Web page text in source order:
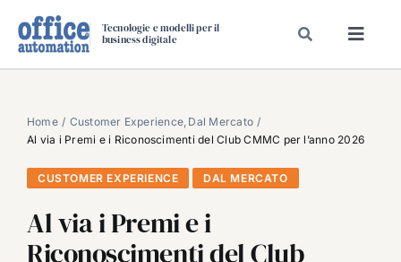
Tecnologie e modelli per il
business digitale
SPECIAL PAPER
DAL MERCATO
CARRIERE
VIDEO
Home Customer Experience Dal Mercato
Al via i Premi e i Riconoscimenti del Club CMMC per l’anno 2026
CUSTOMER EXPERIENCE DAL MERCATO
Al via i Premi e i
Riconoscimenti del Club